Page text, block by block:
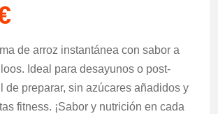
de arroz instantánea con sabor a
Ideal para desayunos o post-
de preparar, sin azúcares añadidos y
fitness. ¡Sabor y nutrición en cada